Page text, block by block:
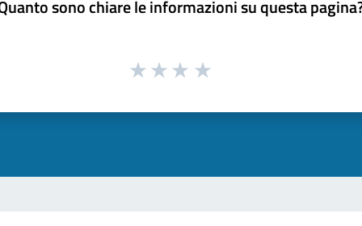
sono chiare le informazioni su questa